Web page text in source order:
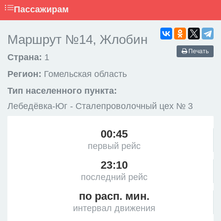
Пассажирам
Печать
Маршрут №14, Жлобин
Страна: 1
Регион: Гомельская область
Тип населенного пункта:
Лебедёвка-Юг - Сталепроволочный цех № 3
00:45
первый рейс
23:10
последний рейс
по расп. мин.
интервал движения